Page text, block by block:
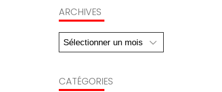
ARCHIVES
CATÉGORIES